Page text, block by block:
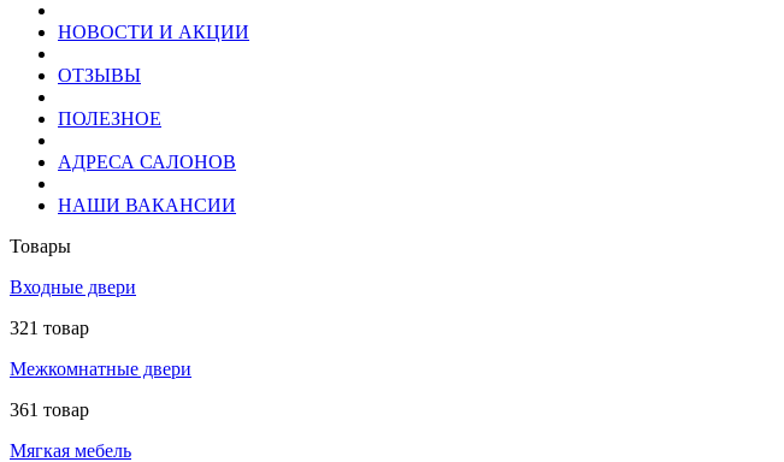
НОВОСТИ И АКЦИИ
ОТЗЫВЫ
ПОЛЕЗНОЕ
АДРЕСА САЛОНОВ
НАШИ ВАКАНСИИ
Товары
Входные двери
321 товар
Межкомнатные двери
361 товар
Мягкая мебель